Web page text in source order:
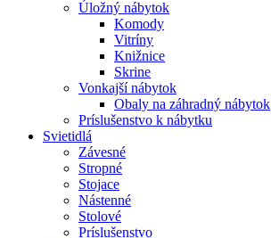
Úložný nábytok
Komody
Vitríny
Knižnice
Skrine
Vonkajší nábytok
Obaly na záhradný nábytok
Príslušenstvo k nábytku
Svietidlá
Závesné
Stropné
Stojace
Nástenné
Stolové
Príslušenstvo